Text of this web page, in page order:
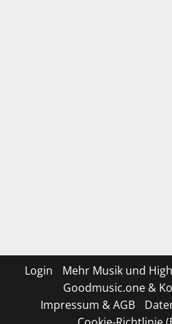
Login
Mehr Musik und
Goodmusic.one &
Impressum & AGB